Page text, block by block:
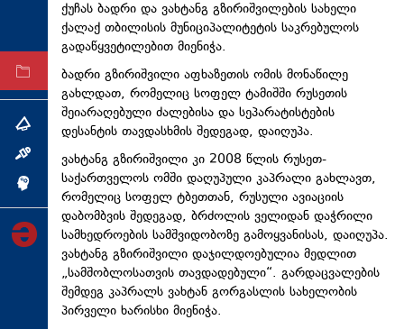
ტაბლოიდი
არქივი
ინტერვიუ
ინქვიზიცია
ქუჩას ბადრი და ვახტანგ გზირიშვილების სახელი
ქალაქ თბილისის მუნიციპალიტეტის საკრებულოს
გადაწყვეტილებით მიენიჭა.
ბადრი გზირიშვილი აფხაზეთის ომის მონაწილე
გახლდათ, რომელიც სოფელ ტამიშში რუსეთის
შეიარაღებული ძალებისა და სეპარატისტების
დესანტის თავდასხმის შედეგად, დაიღუპა.
ვახტანგ გზირიშვილი კი 2008 წლის რუსეთ-
საქართველოს ომში დაღუპული კაპრალი გახლავთ,
რომელიც სოფელ ტბეთთან, რუსული ავიაციის
დაბომბვის შედეგად, ბრძოლის ველიდან დაჭრილი
სამხედროების სამშვიდობოზე გამოყვანისას, დაიღუპა.
ვახტანგ გზირიშვილი დაჯილდოებულია მედლით
„სამშობლოსათვის თავდადებული“. გარდაცვალების
შემდეგ კაპრალს ვახტან გორგასლის სახელობის
პირველი ხარისხი მიენიჭა.